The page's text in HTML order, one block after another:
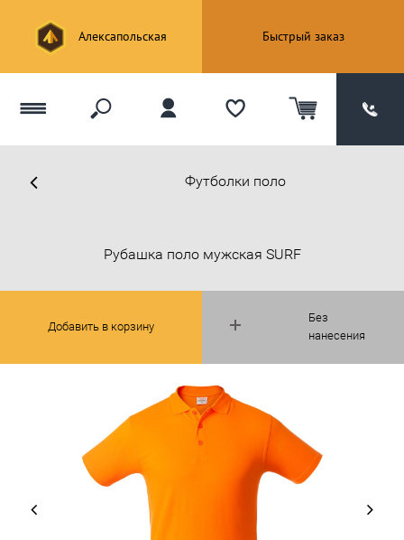
Алексапольская Быстрый заказ
Футболки поло
Без
нанесения
Рубашка поло мужская SURF
Добавить в корзину